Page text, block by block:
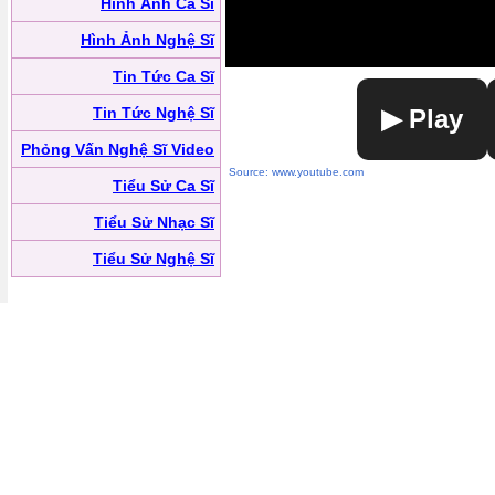
Hình Ảnh Nghệ Sĩ
Tin Tức Ca Sĩ
Tin Tức Nghệ Sĩ
Phỏng Vấn Nghệ Sĩ Video
Tiểu Sử Ca Sĩ
Tiểu Sử Nhạc Sĩ
Tiểu Sử Nghệ Sĩ
▶ Play
Source: www.youtube.com